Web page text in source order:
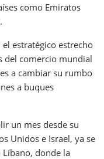
como Emiratos
estratégico estrecho
del comercio mundial
a cambiar su rumbo
a buques
un mes desde su
Unidos e Israel, ya se
donde la